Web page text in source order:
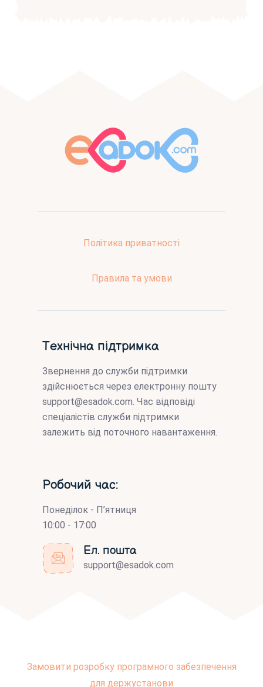
Політика приватності
Правила та умови
Технічна підтримка
Звернення до служби підтримки
здійснюється через електронну пошту
support@esadok.com. Час відповіді
спеціалістів служби підтримки
залежить від поточного навантаження.
Робочий час:
Понеділок - П’ятниця
10:00 - 17:00
Ел. пошта
support@esadok.com
Замовити розробку програмного забезпечення
для держустанови